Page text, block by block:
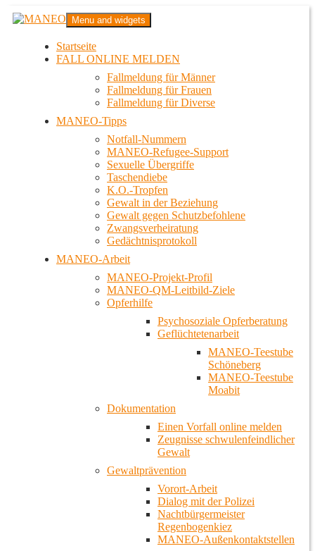
Zum
InhaltMANEO
Das schwule Anti-Gewalt-Projekt in Berlin
Menu and widgets
Startseite
FALL ONLINE MELDEN
Fallmeldung für Männer
Fallmeldung für Frauen
Fallmeldung für Diverse
MANEO-Tipps
Notfall-Nummern
MANEO-Refugee-Support
Sexuelle Übergriffe
Taschendiebe
K.O.-Tropfen
Gewalt in der Beziehung
Gewalt gegen Schutzbefohlene
Zwangsverheiratung
Gedächtnisprotokoll
MANEO-Arbeit
MANEO-Projekt-Profil
MANEO-QM-Leitbild-Ziele
Opferhilfe
Psychosoziale Opferberatung
Geflüchtetenarbeit
MANEO-Teestube
Schöneberg
MANEO-Teestube
Moabit
Dokumentation
Einen Vorfall online melden
Zeugnisse schwulenfeindlicher
Gewalt
Gewaltprävention
Vorort-Arbeit
Dialog mit der Polizei
Nachtbürgermeister
Regenbogenkiez
MANEO-Außenkontaktstellen